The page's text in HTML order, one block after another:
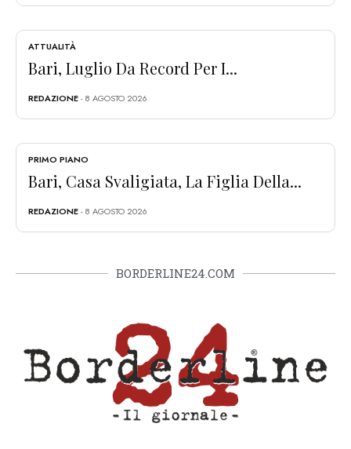
ATTUALITÀ
Bari, Luglio Da Record Per I...
REDAZIONE- 8 AGOSTO 2026
PRIMO PIANO
Bari, Casa Svaligiata, La Figlia Della...
REDAZIONE- 8 AGOSTO 2026
BORDERLINE24.COM